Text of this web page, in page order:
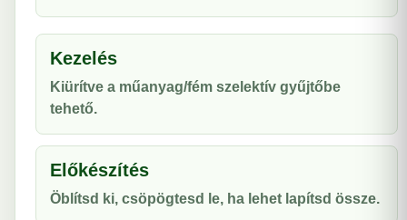
Kezelés
Kiürítve a műanyag/fém szelektív gyűjtőbe
tehető.
Előkészítés
Öblítsd ki, csöpögtesd le, ha lehet lapítsd össze.